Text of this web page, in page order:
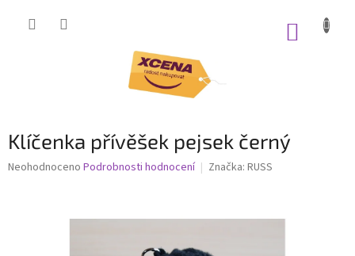
Klíčenka přívěšek pejsek černý
Průměrné
Neohodnoceno Podrobnosti hodnocení Značka: RUSS